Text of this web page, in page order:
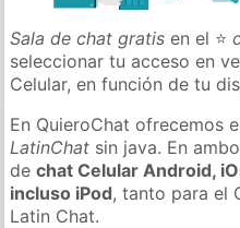
Sala de chat gratis en el ⭐
seleccionar tu acceso en
Celular, en función de tu
En QuieroChat ofrecemos
LatinChat sin java. En
dechat Celular Android,
incluso iPod, tanto para el
Latin Chat.